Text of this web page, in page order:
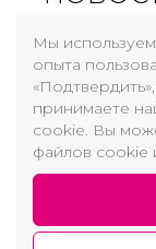
Адрес эл.
Прочитал и
файлов cookie
Мы
опыта
принимаете
cookie. Вы
файлов cookie